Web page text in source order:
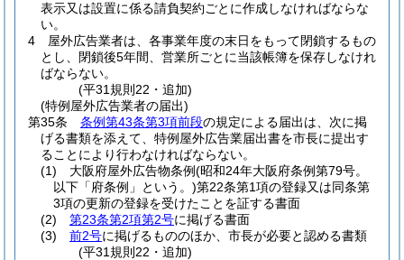
表示又は設置に係る請負契約ごとに作成しなければならな
い。
4
屋外広告業者は、各事業年度の末日をもって閉鎖するもの
とし、閉鎖後5年間、営業所ごとに当該帳簿を保存しなけれ
ばならない。
(平31規則22・追加)
(特例屋外広告業者の届出)
第35条
条例第43条第3項前段の規定による届出は、次に掲
げる書類を添えて、特例屋外広告業届出書を市長に提出す
ることにより行わなければならない。
(1)
大阪府屋外広告物条例(昭和24年大阪府条例第79号。
以下「府条例」という。)第22条第1項の登録又は同条第
3項の更新の登録を受けたことを証する書面
(2)
第23条第2項第2号に掲げる書面
(3)
前2号に掲げるもののほか、市長が必要と認める書類
(平31規則22・追加)